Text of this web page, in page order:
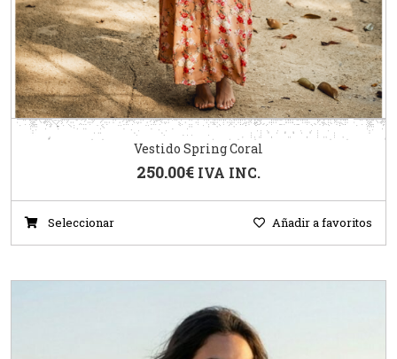
Vestido Spring Coral
250.00€ IVA INC.
Seleccionar Añadir a favoritos